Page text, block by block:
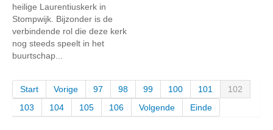
heilige Laurentiuskerk in
Stompwijk. Bijzonder is de
verbindende rol die deze kerk
nog steeds speelt in het
buurtschap...
Start Vorige 97 98 99 100 101
102
103
104 105 106 Volgende Einde